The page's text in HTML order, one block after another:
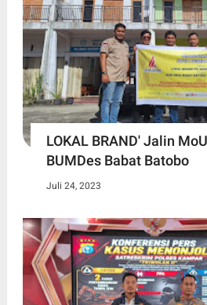
LOKAL BRAND' Jalin
BUMDes Babat Batobo
Juli 24, 2023